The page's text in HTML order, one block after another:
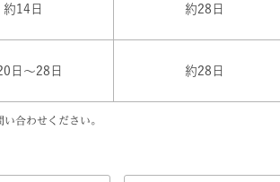
約14日 約28日
日～28日 約28日
合わせください。